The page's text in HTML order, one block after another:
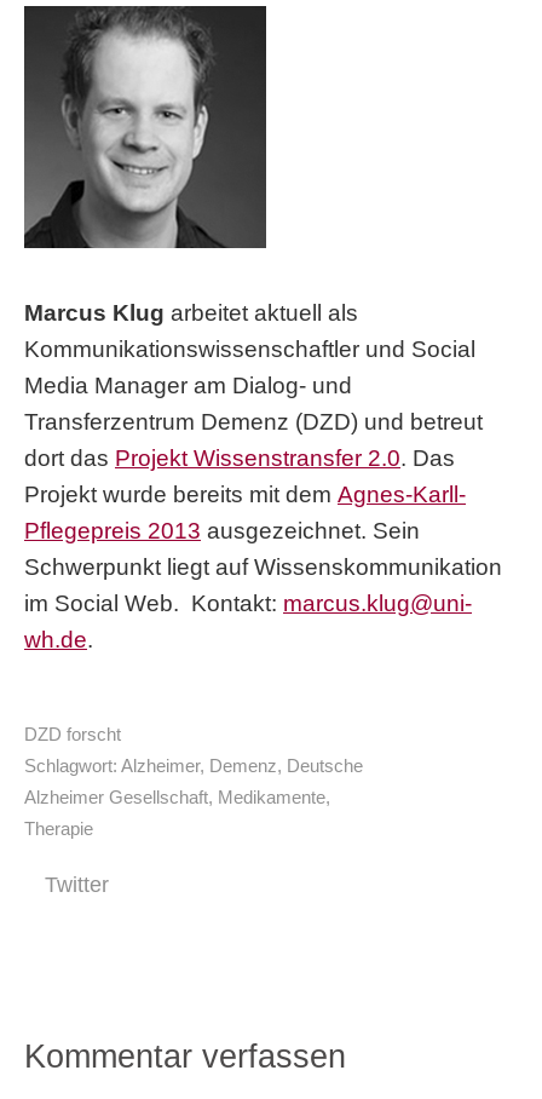
Marcus Klug arbeitet aktuell als
Kommunikationswissenschaftler und Social
Media Manager am Dialog- und
Transferzentrum Demenz (DZD) und betreut
dort das Projekt Wissenstransfer 2.0. Das
Projekt wurde bereits mit dem Agnes-Karll-
Pflegepreis 2013 ausgezeichnet. Sein
Schwerpunkt liegt auf Wissenskommunikation
im Social Web. Kontakt: marcus.klug@uni-
wh.de.
DZD forscht
Schlagwort: Alzheimer, Demenz, Deutsche
Alzheimer Gesellschaft, Medikamente,
Therapie
Twitter
Kommentar verfassen